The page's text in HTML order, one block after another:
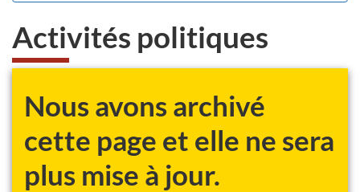
pas
participer
sondage
du
site
web,
Activités politiques
Nous avons archivé
cette page et elle ne sera
plus mise à jour.